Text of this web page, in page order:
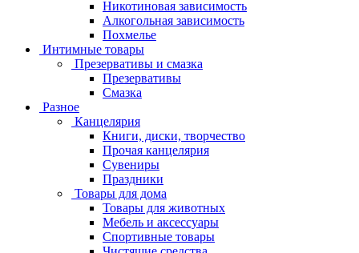
Никотиновая зависимость
Алкогольная зависимость
Похмелье
Интимные товары
Презервативы и смазка
Презервативы
Смазка
Разное
Канцелярия
Книги, диски, творчество
Прочая канцелярия
Сувениры
Праздники
Товары для дома
Товары для животных
Мебель и аксессуары
Спортивные товары